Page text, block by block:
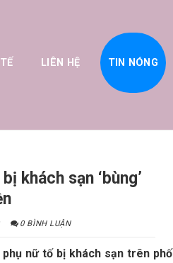
LIÊN HỆ TIN NÓNG
khách sạn ‘bùng’
0 BÌNH LUẬN
nữ tố bị khách sạn trên phố